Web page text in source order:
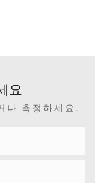
요
나 측정하세요.